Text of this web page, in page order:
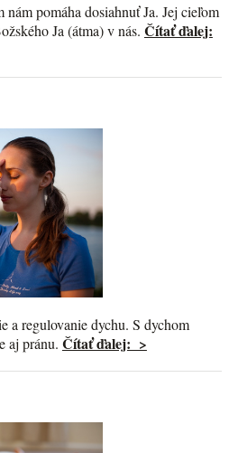
nám pomáha dosiahnuť Ja. Jej cieľom
Ja (átma) v nás. Čítať ďalej:
a regulovanie dychu. S dychom
aj pránu. Čítať ďalej: >